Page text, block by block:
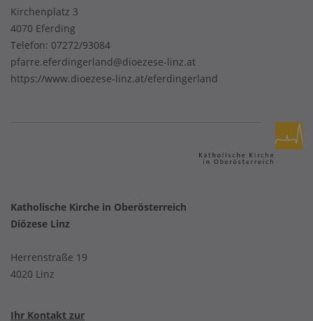
Kirchenplatz 3
4070 Eferding
Telefon: 07272/93084
pfarre.eferdingerland@dioezese-linz.at
https://www.dioezese-linz.at/eferdingerland
Katholische Kirche in Oberösterreich
Diözese Linz
Herrenstraße 19
4020 Linz
Ihr Kontakt zur